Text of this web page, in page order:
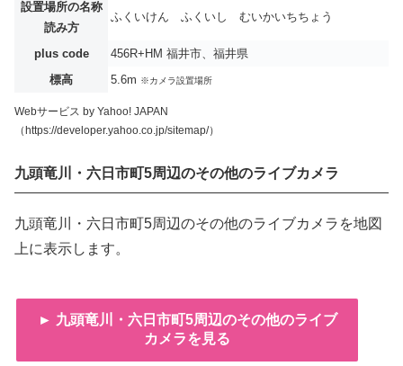
設置場所の名称
読み方
ふくいけん ふくいし むいかいちちょう
plus code
456R+HM 福井市、福井県
標高
5.6m ※カメラ設置場所
Webサービス by Yahoo! JAPAN
（https://developer.yahoo.co.jp/sitemap/）
九頭竜川・六日市町5周辺のその他のライブカメラ
九頭竜川・六日市町5周辺のその他のライブカメラを地図
上に表示します。
► 九頭竜川・六日市町5周辺のその他のライブ
カメラを見る